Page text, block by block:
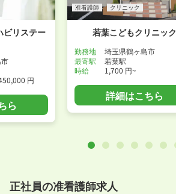
ビリステー
円
ら
准看護師 クリニック
若葉こどもクリニック
勤務地
埼玉県鶴ヶ島市
最寄駅
若葉駅
時給
1,700 円~
詳細はこちら
正社員の准看護師求人